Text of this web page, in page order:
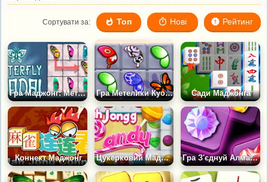
Сортувати за: Топ Нові Рейтинг
Гра Маджонг: Метелики Куодай Гра Метелики Куодай: Веселка Сади Маджонга
Коннект Маджонг Цукерковий Маджонг Гра З'єднуй Алмази: Маджонг